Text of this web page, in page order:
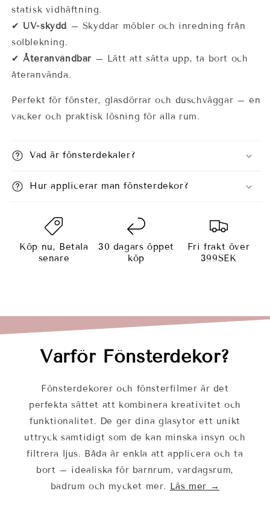
statisk vidhäftning.
✔ UV-skydd – Skyddar möbler och inredning från
solblekning.
✔Återanvändbar – Lätt att sätta upp, ta bort och
återanvända.
Perfekt för fönster, glasdörrar och duschväggar – en
vacker och praktisk lösning för alla rum.
Vad är fönsterdekaler?
Hur applicerar man fönsterdekor?
Köp nu, Betala
senare
30 dagars öppet
köp
Fri frakt över
399SEK
Varför Fönsterdekor?
Fönsterdekorer och fönsterfilmer är det
perfekta sättet att kombinera kreativitet och
funktionalitet. De ger dina glasytor ett unikt
uttryck samtidigt som de kan minska insyn och
filtrera ljus. Båda är enkla att applicera och ta
bort – idealiska för barnrum, vardagsrum,
badrum och mycket mer. Läs mer →